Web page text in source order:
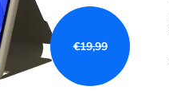
€19,99